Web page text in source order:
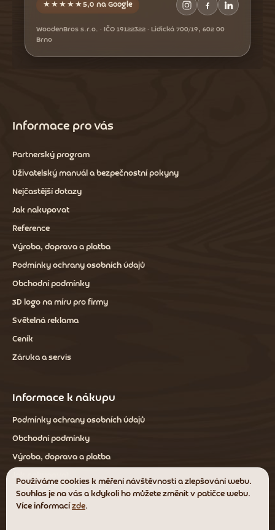
Používáme cookies k měření návštěvnosti a zlepšování webu.
Souhlas je na vás a kdykoli ho můžete změnit v patičce webu.
Více informací zde.
Informace pro vás
Partnerský program
Uživatelský manuál a bezpečnostní pokyny
Nejčastější dotazy
Jak nakupovat
Reference
Výroba, doprava a platba
Podmínky ochrany osobních údajů
Obchodní podmínky
3D logo na míru pro firmy
Světelná reklama
Ceník
Záruka a servis
Informace k nákupu
Podmínky ochrany osobních údajů
Obchodní podmínky
Výroba, doprava a platba
Jak nakupovat
★★★★★5,0 na Google
WoodenBros s.r.o. · IČO 19122322 · Lidická 700/19, 602 00
Brno